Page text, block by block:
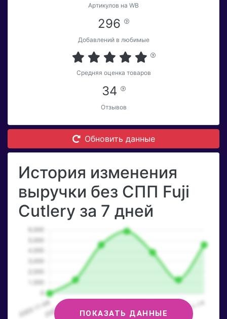
Артикулов на WB
296
Добавлений в любимые
Средняя оценка товаров
34
Отзывов
Обновить данные
История изменения
выручки без СПП Fuji
Cutlery за 7 дней
ПОКАЗАТЬ ДАННЫЕ